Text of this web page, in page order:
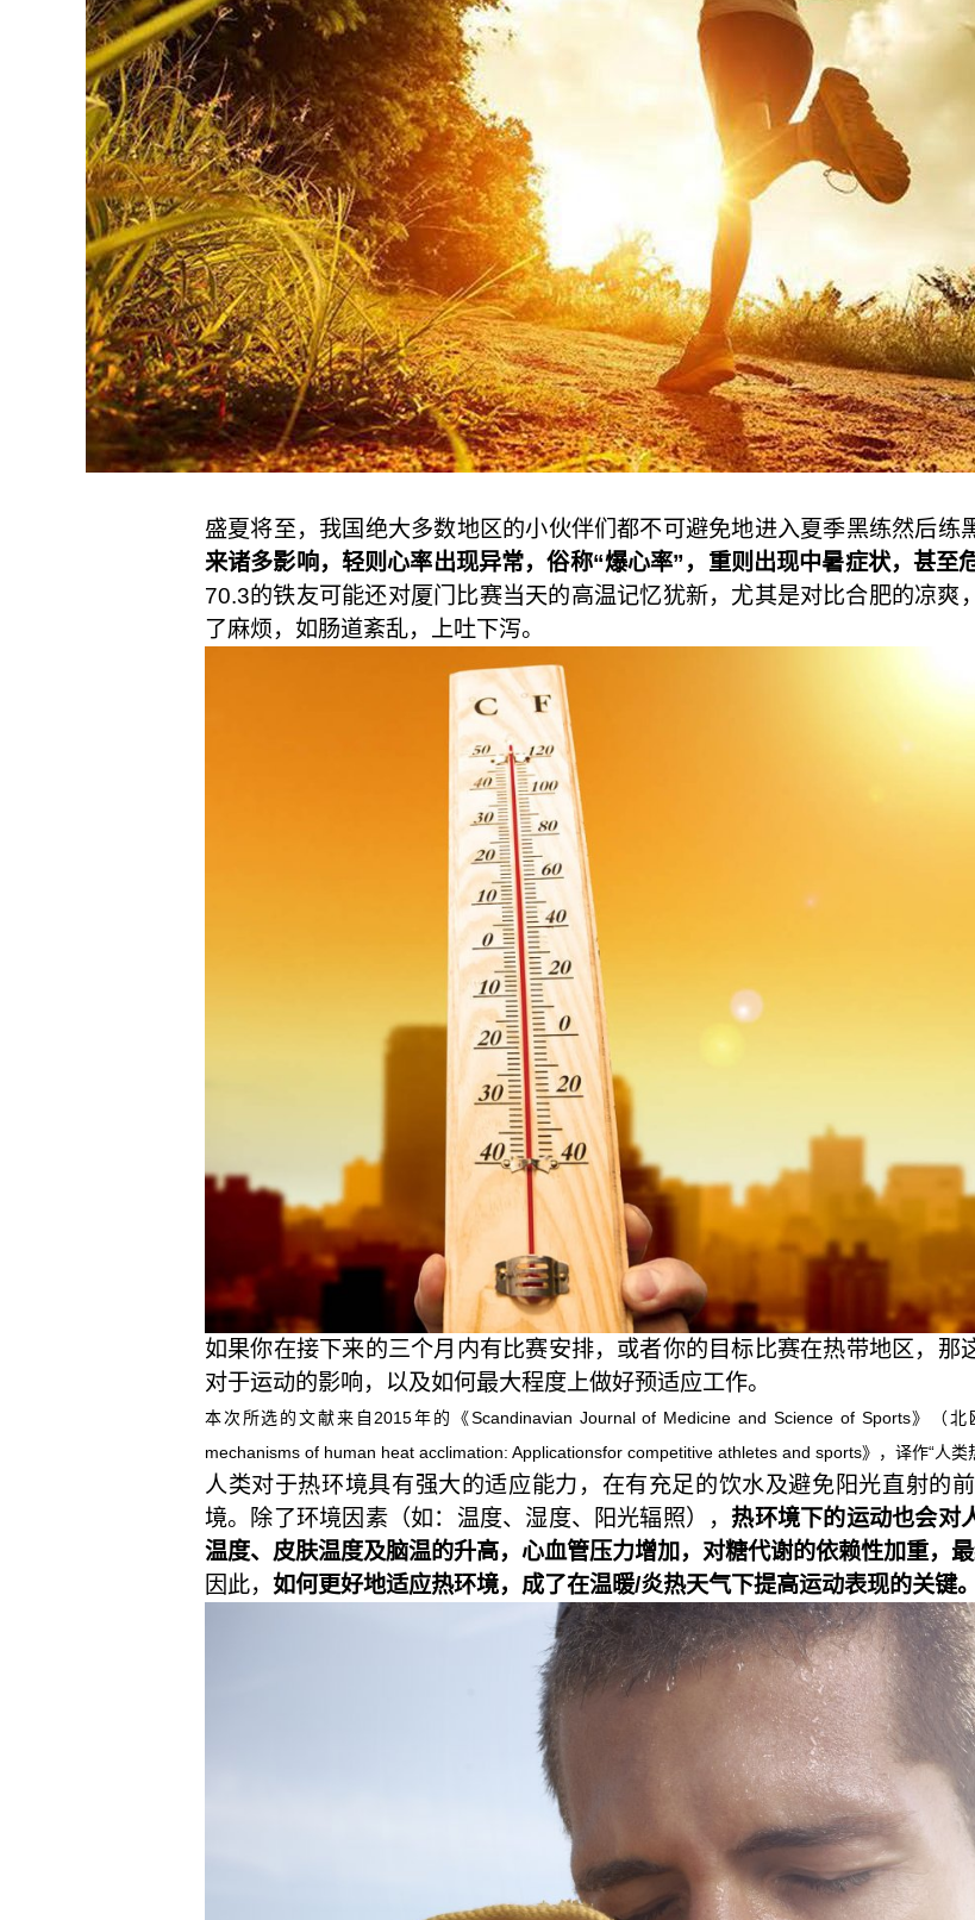
盛夏将至，我国绝大多数地区的小伙伴们都不可避免地进入夏季黑练然后练
来诸多影响，轻则心率出现异常，俗称“爆心率”，重则出现中暑症状，甚至
70.3的铁友可能还对厦门比赛当天的高温记忆犹新，尤其是对比合肥的凉爽
了麻烦，如肠道紊乱，上吐下泻。
如果你在接下来的三个月内有比赛安排，或者你的目标比赛在热带地区，那
对于运动的影响，以及如何最大程度上做好预适应工作。
本次所选的文献来自2015年的《Scandinavian Journal of Medicine and Science of Sports》（
mechanisms of human heat acclimation: Applicationsfor competitive athletes and sports》，译作“人类
人类对于热环境具有强大的适应能力，在有充足的饮水及避免阳光直射的
境。除了环境因素（如：温度、湿度、阳光辐照）， 热环境下的运动也会对
温度、皮肤温度及脑温的升高，心血管压力增加，对糖代谢的依赖性加重，
因此， 如何更好地适应热环境，成了在温暖/炎热天气下提高运动表现的关键。